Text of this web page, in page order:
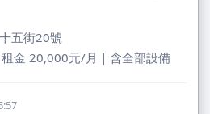
五街20號
金 20,000元/月｜含全部設備